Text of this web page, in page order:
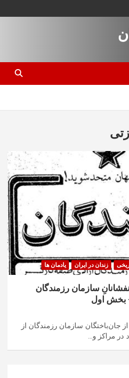
زندان در ایران یادمان ها
سازمان رزمندگان
بخش اول
جان‌باختگان سازمان رزمندگان از
در مراکز و…